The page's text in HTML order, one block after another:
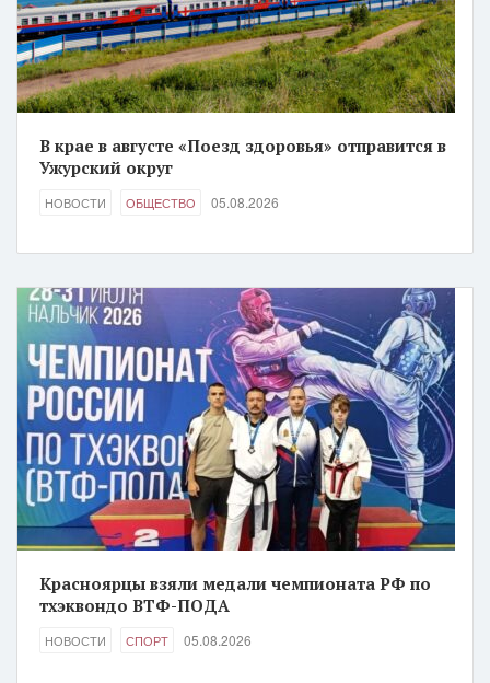
В крае в августе «Поезд здоровья» отправится в
Ужурский округ
НОВОСТИ ОБЩЕСТВО 05.08.2026
Красноярцы взяли медали чемпионата РФ по
тхэквондо ВТФ-ПОДА
НОВОСТИ СПОРТ 05.08.2026